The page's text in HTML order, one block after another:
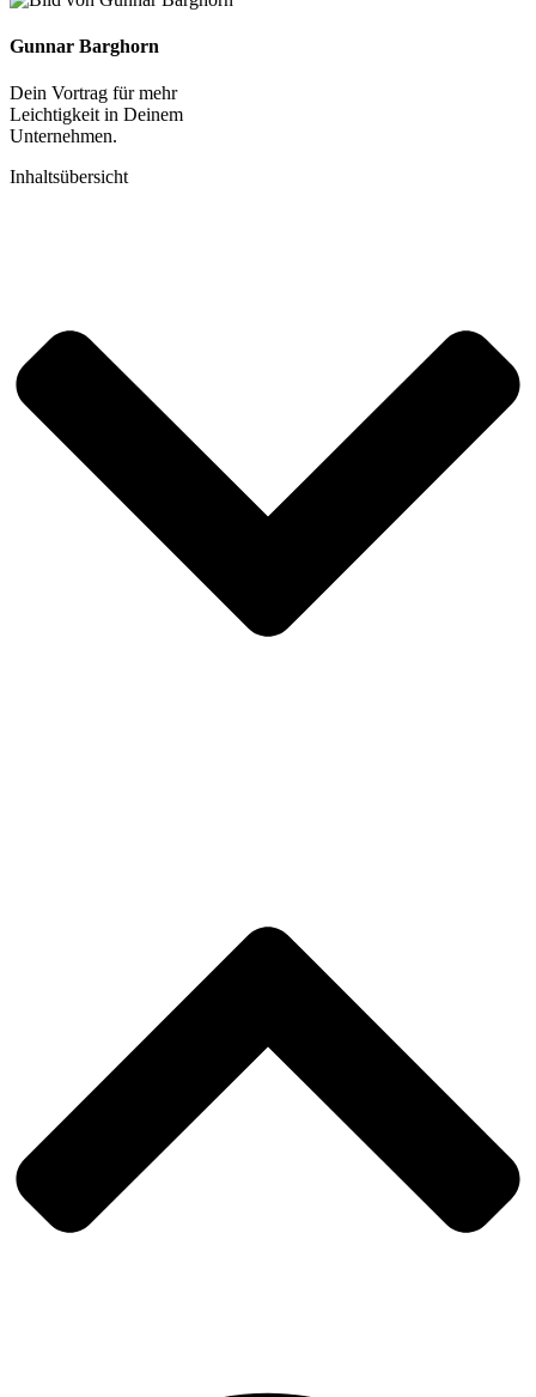
Gunnar Barghorn
Dein Vortrag für mehr
Leichtigkeit in Deinem
Unternehmen.
Inhaltsübersicht